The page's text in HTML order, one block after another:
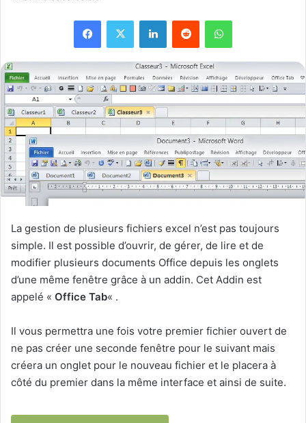
La gestion de plusieurs fichiers excel n’est pas toujours
simple. Il est possible d’ouvrir, de gérer, de lire et de
modifier plusieurs documents Office depuis les onglets
d’une même fenêtre grâce à un addin. Cet Addin est
appelé « Office Tab« .
Il vous permettra une fois votre premier fichier ouvert de
ne pas créer une seconde fenêtre pour le suivant mais
créera un onglet pour le nouveau fichier et le placera à
côté du premier dans la même interface et ainsi de suite.